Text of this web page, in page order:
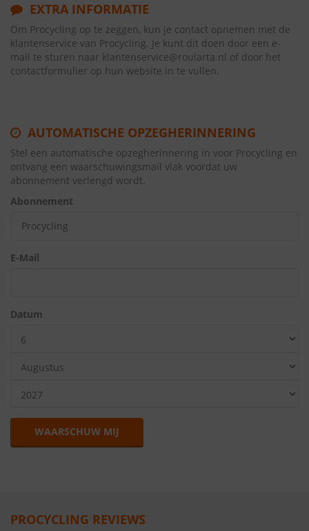
EXTRA INFORMATIE
Om Procycling op te zeggen, kun je contact opnemen met de
klantenservice van Procycling. Je kunt dit doen door een e-
mail te sturen naar klantenservice@roularta.nl of door het
contactformulier op hun website in te vullen.
AUTOMATISCHE OPZEGHERINNERING
Stel een automatische opzegherinnering in voor Procycling en
ontvang een waarschuwingsmail vlak voordat uw
abonnement verlengd wordt.
Abonnement
E-Mail
Datum
WAARSCHUW MIJ
PROCYCLING REVIEWS